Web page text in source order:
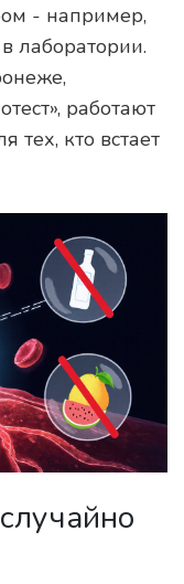
- например,
лаборатории.
работают
тех, кто встает